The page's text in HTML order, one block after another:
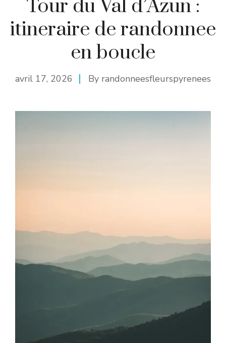
Tour du Val d’Azun :
itineraire de randonnee
en boucle
avril 17, 2026 By randonneesfleurspyrenees